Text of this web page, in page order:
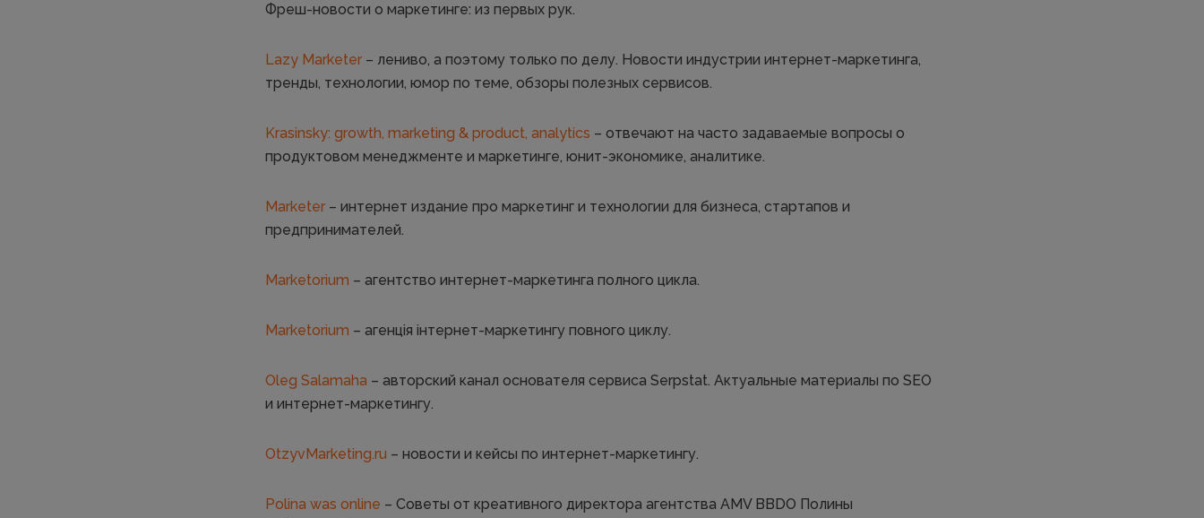
Фреш-новости о маркетинге: из первых рук.
Lazy Marketer – лениво, а поэтому только по делу. Новости индустрии интернет-маркетинга,
тренды, технологии, юмор по теме, обзоры полезных сервисов.
Krasinsky: growth, marketing & product, analytics – отвечают на часто задаваемые вопросы о
продуктовом менеджменте и маркетинге, юнит-экономике, аналитике.
Marketer – интернет издание про маркетинг и технологии для бизнеса, стартапов и
предпринимателей.
Marketorium – агентство интернет-маркетинга полного цикла.
Marketorium – агенція інтернет-маркетингу повного циклу.
Oleg Salamaha – авторский канал основателя сервиса Serpstat. Актуальные материалы по SEO
и интернет-маркетингу.
OtzyvMarketing.ru – новости и кейсы по интернет-маркетингу.
Polina was online – Советы от креативного директора агентства AMV BBDO Полины